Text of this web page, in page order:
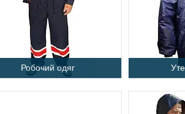
Робочий одяг